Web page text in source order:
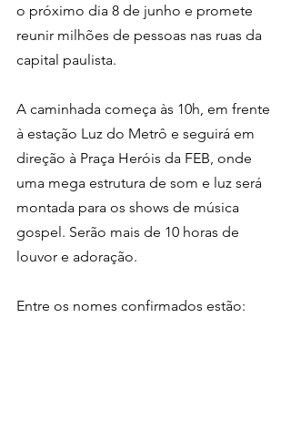
o próximo dia 8 de junho e promete
reunir milhões de pessoas nas ruas da
capital paulista.
A caminhada começa às 10h, em frente
à estação Luz do Metrô e seguirá em
direção à Praça Heróis da FEB, onde
uma mega estrutura de som e luz será
montada para os shows de música
gospel. Serão mais de 10 horas de
louvor e adoração.
Entre os nomes confirmados estão: